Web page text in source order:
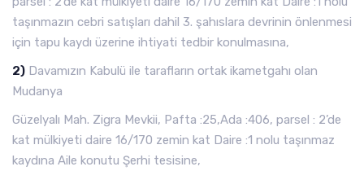
taşınmazın cebri satışları dahil 3. şahıslara devrinin önlenmesi
için tapu kaydı üzerine ihtiyati tedbir konulmasına,
2) Davamızın Kabulü ile tarafların ortak ikametgahı olan
Mudanya
Güzelyalı Mah. Zigra Mevkii, Pafta :25,Ada :406, parsel : 2’de
kat mülkiyeti daire 16/170 zemin kat Daire :1 nolu taşınmaz
kaydına Aile konutu Şerhi tesisine,